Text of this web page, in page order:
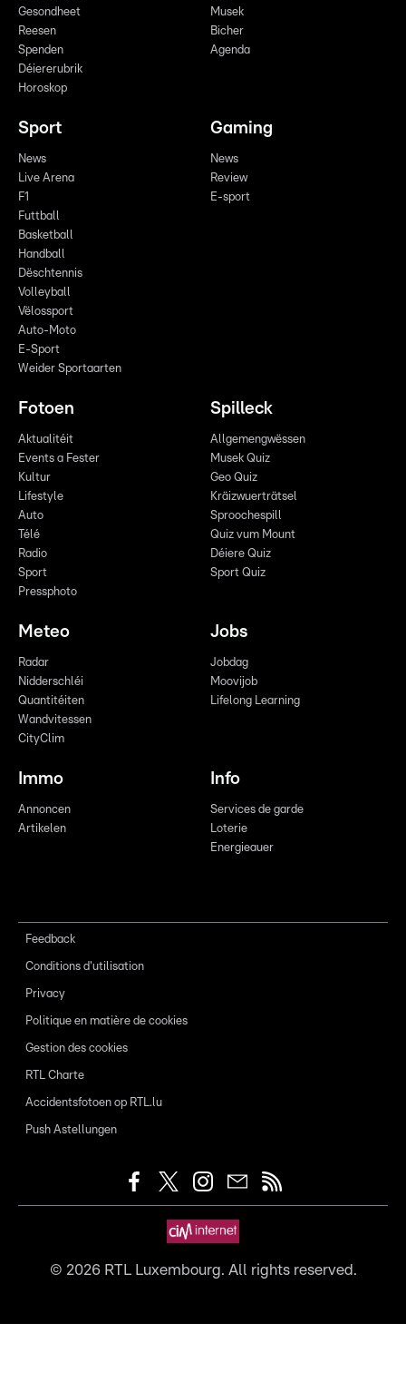
Gesondheet
Reesen
Spenden
Déiererubrik
Horoskop
Musek
Bicher
Agenda
Sport
News
Live Arena
F1
Futtball
Basketball
Handball
Dëschtennis
Volleyball
Vëlossport
Auto-Moto
E-Sport
Weider Sportaarten
Gaming
News
Review
E-sport
Fotoen
Aktualitéit
Events a Fester
Kultur
Lifestyle
Auto
Télé
Radio
Sport
Pressphoto
Spilleck
Allgemengwëssen
Musek Quiz
Geo Quiz
Kräizwuerträtsel
Sproochespill
Quiz vum Mount
Déiere Quiz
Sport Quiz
Meteo
Radar
Nidderschléi
Quantitéiten
Wandvitessen
CityClim
Jobs
Jobdag
Moovijob
Lifelong Learning
Immo
Annoncen
Artikelen
Info
Services de garde
Loterie
Energieauer
Feedback
Conditions d'utilisation
Privacy
Politique en matière de cookies
Gestion des cookies
RTL Charte
Accidentsfotoen op RTL.lu
Push Astellungen
© 2026RTL Luxembourg. All rights reserved.